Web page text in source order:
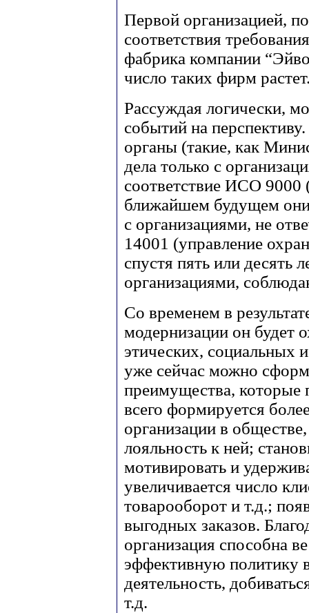
Первой организацией,
соответствия
фабрика компании
число таких фирм
Рассуждая логически,
событий на
органы (такие, как
дела только с
соответствие ИСО 9000
ближайшем будущем
с организациями, не
14001 (управление
спустя пять или десять
организациями,
Со временем в
модернизации он будет
этических, социальных
уже сейчас можно
преимущества, которые
всего формируется
организации в
лояльность к ней;
мотивировать и
увеличивается число
товарооборот и т.д.;
выгодных заказов.
организация способна
эффективную политику
деятельность,
т.д.